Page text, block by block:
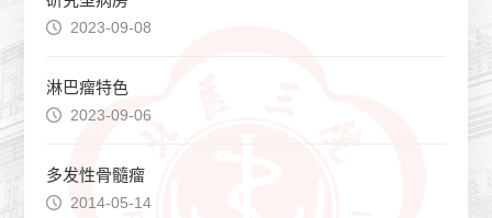
2023-09-08
淋巴瘤特色
2023-09-06
多发性骨髓瘤
2014-05-14